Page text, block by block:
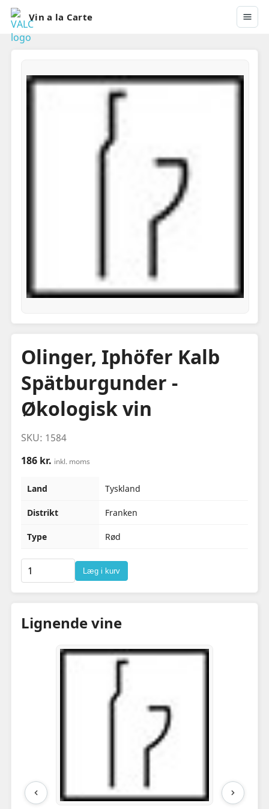
Vin a la Carte
Olinger, Iphöfer Kalb
Spätburgunder -
Økologisk vin
SKU: 1584
186 kr. inkl. moms
Land Tyskland
Distrikt Franken
Type Rød
Læg i kurv
Lignende vine